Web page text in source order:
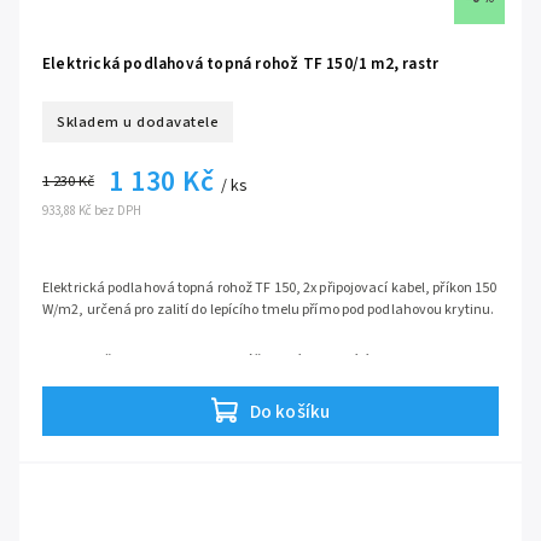
Elektrická podlahová topná rohož TF 150/1 m2, rastr
Skladem u dodavatele
933,88 Kč bez DPH
1 230 Kč 1 130 Kč / ks
Do košíku
Elektrická podlahová topná rohož TF 150, 2x připojovací kabel, příkon 150
W/m2, určená pro zalití do lepícího tmelu přímo pod podlahovou krytinu.
určeno pro mokrou montáž, zalitím do lepícího tmelu
ideální pro rekonstrukce díky malé tloušťce kabelu jen 3 mm
vhodné pro keramickou dlažbu, vinylové lepící parkety a jiné
samolepící fixační pásy na spodní straně rohože